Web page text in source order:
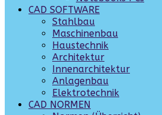
CAD SOFTWARE
Stahlbau
Maschinenbau
Haustechnik
Architektur
Innenarchitektur
Anlagenbau
Elektrotechnik
CAD NORMEN